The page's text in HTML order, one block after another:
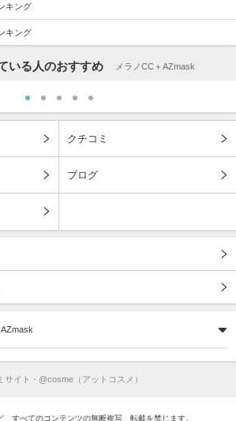
キング
キング
いる人のおすすめ メラノCC＋AZmask
クチコミ
ブログ
サイト - @cosme（アットコスメ）
すべてのコンテンツの無断複写、転載を禁じます。